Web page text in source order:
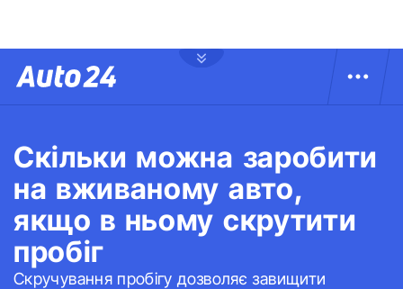
Скільки можна заробити
на вживаному авто,
якщо в ньому скрутити
пробіг
Скручування пробігу дозволяє завищити